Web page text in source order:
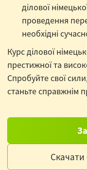
ділової
проведення
необхідні
Курс ділової
престижної та
Спробуйте свої
станьте справжнім